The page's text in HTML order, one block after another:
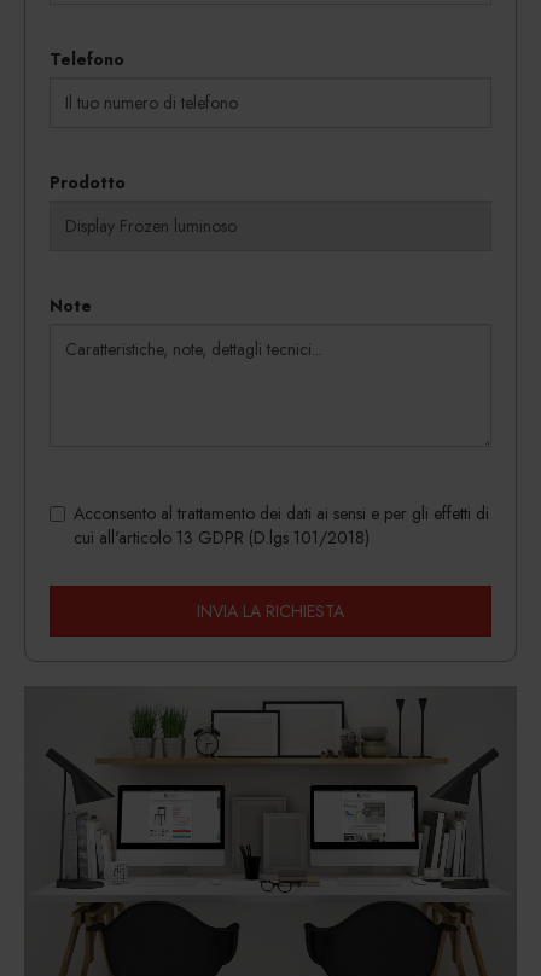
Telefono
Prodotto
Note
Acconsento al trattamento dei dati ai sensi e per gli effetti di
cui all'articolo 13 GDPR (D.lgs 101/2018)
INVIA LA RICHIESTA